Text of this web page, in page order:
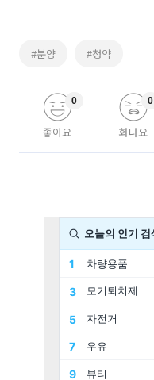
#분양 #청약
좋아요
0
화나요
0